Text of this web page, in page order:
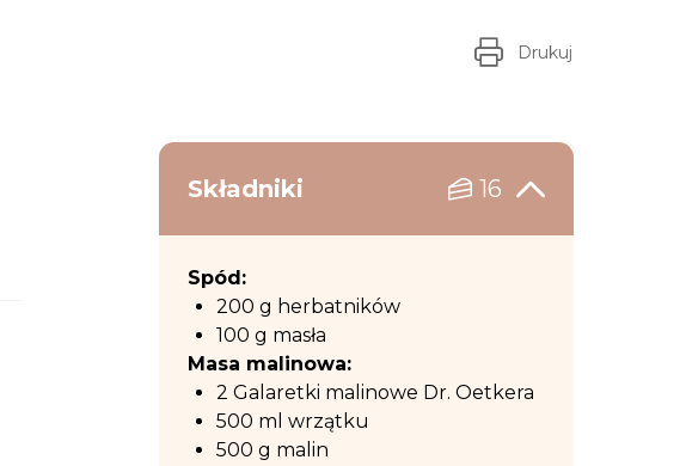
Drukuj
Składniki 16
Spód:
200 g herbatników
100 g masła
Masa malinowa:
2 Galaretki malinowe Dr. Oetkera
500 ml wrzątku
500 g malin